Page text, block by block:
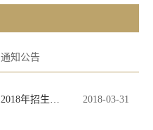
通知公告
2018-03-31
​合工大学前教育中心（幼儿园）2018年招生方案